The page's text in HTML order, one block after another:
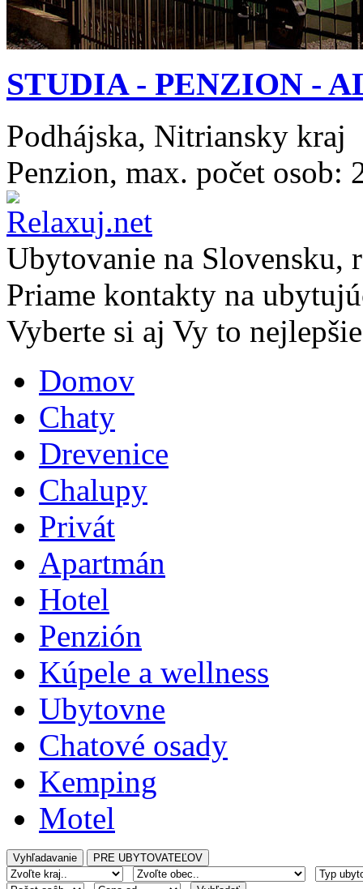
STUDIA - PENZION -
Podhájska, Nitriansky kraj
Penzion, max. počet osob:
Ubytovanie na Slovensku,
Priame kontakty na
Vyberte si aj Vy to
Domov
Chaty
Drevenice
Chalupy
Privát
Apartmán
Hotel
Penzión
Kúpele a wellness
Ubytovne
Chatové osady
Kemping
Motel